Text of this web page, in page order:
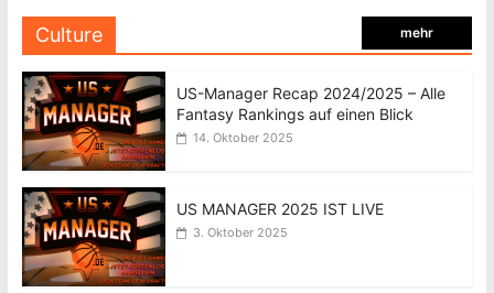
Culture mehr
US-Manager Recap 2024/2025 – Alle
Fantasy Rankings auf einen Blick
14. Oktober 2025
US MANAGER 2025 IST LIVE
3. Oktober 2025